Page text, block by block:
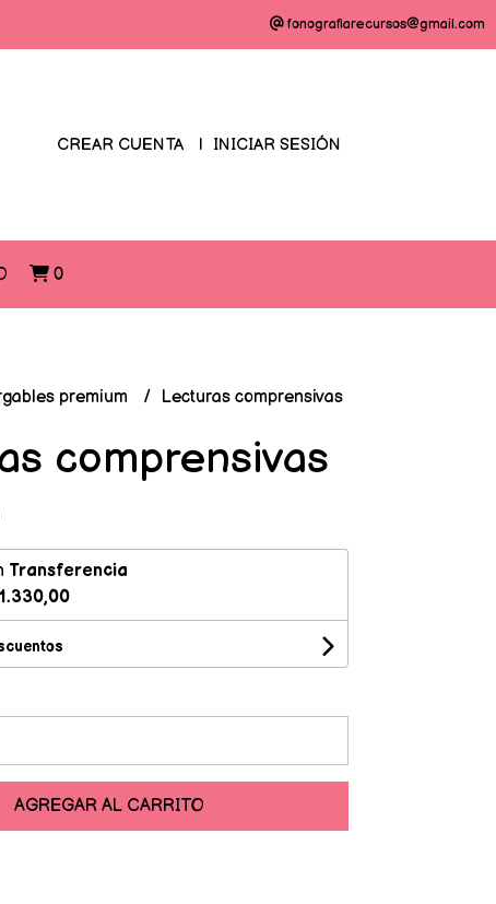
fonografiarecursos@gmail.com
CREAR CUENTA INICIAR SESIÓN
0
premium Lecturas comprensivas
comprensivas
Transferencia
AGREGAR AL CARRITO